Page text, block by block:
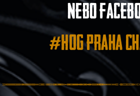
nebo
#HOG Praha